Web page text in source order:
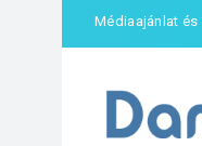
Médiaajánlat